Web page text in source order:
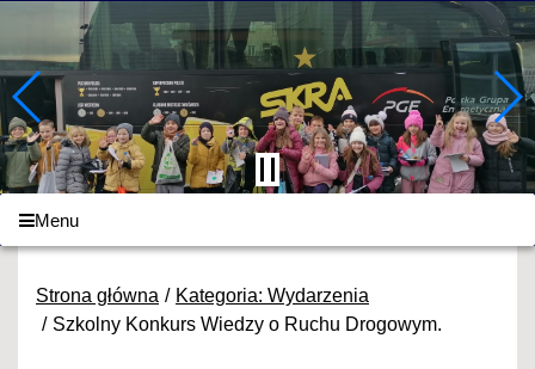
Menu
Strona główna
Kategoria: Wydarzenia
Szkolny Konkurs Wiedzy o Ruchu Drogowym.